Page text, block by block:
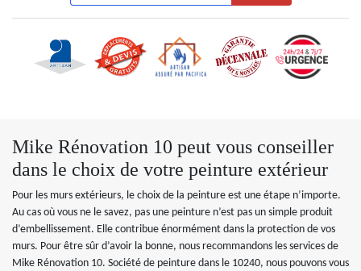
Mike Rénovation 10 peut vous conseiller
dans le choix de votre peinture extérieur
Pour les murs extérieurs, le choix de la peinture est une étape n’importe.
Au cas où vous ne le savez, pas une peinture n’est pas un simple produit
d’embellissement. Elle contribue énormément dans la protection de vos
murs. Pour être sûr d’avoir la bonne, nous recommandons les services de
Mike Rénovation 10. Société de peinture dans le 10240, nous pouvons vous